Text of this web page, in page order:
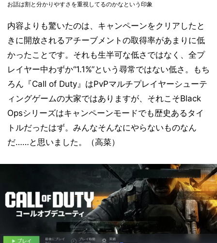
お話は割と分かりやすさを重視してるのかなという印象
内容よりも驚いたのは、キャンペーンをクリアしたと
きに開放されるアチーブメントの取得率があまりに低
かったことです。それも生半可な低さではなく、全プ
レイヤー中わずか“1.1%”という尋常ではない低さ。もち
ろん『Call of Duty』はPvPマルチプレイヤーシューテ
ィングゲームの大家ではありますが、それこそBlack
Opsシリーズはキャンペーンモードでも歴史あるタイ
トルだったはず。みんなそんなにやらないものなん
だ……と思いました。（高菜）